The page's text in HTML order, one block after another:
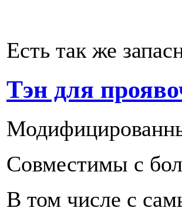
Есть так же
Тэн для
Совместимы с
В том числе с